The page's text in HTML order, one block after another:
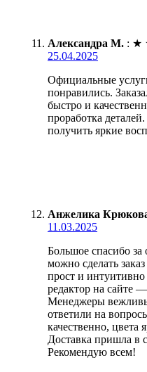
Александра М. : ★
25.04.2025
Официальные
понравились.
быстро и
проработка
получить яркие
Анжелика
11.03.2025
Большое спасибо
можно сделать
прост и
редактор на сайте
Менеджеры
ответили на
качественно, цвета
Доставка пришла в
Рекомендую всем!